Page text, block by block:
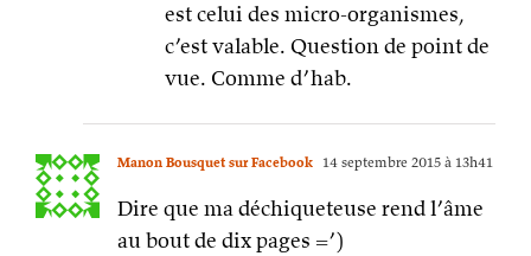
est celui des micro-organismes,
c’est valable. Question de point de
vue. Comme d’hab.
Manon Bousquet sur Facebook 14 septembre 2015 à 13h41
Dire que ma déchiqueteuse rend l’âme
au bout de dix pages =’)